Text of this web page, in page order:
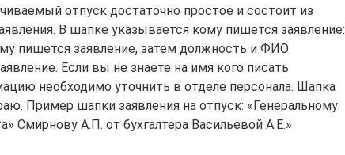
отпуск достаточно простое и состоит из
В шапке указывается кому пишется заявление:
пишется заявление, затем должность и ФИО
Если вы не знаете на имя кого писать
необходимо уточнить в отделе персонала. Шапка
Пример шапки заявления на отпуск: «Генеральному
Смирнову А.П. от бухгалтера Васильевой А.Е.»